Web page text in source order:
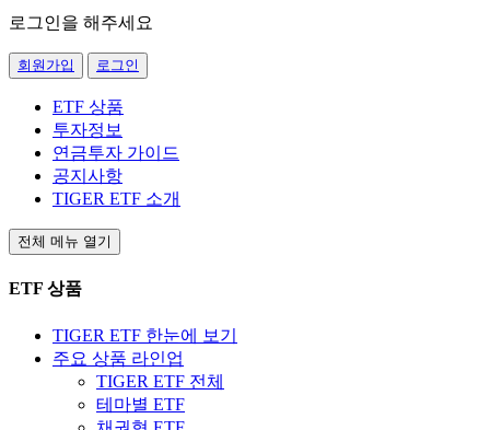
로그인을 해주세요
회원가입 로그인
ETF 상품
투자정보
연금투자 가이드
공지사항
TIGER ETF 소개
전체 메뉴 열기
ETF 상품
TIGER ETF 한눈에 보기
주요 상품 라인업
TIGER ETF 전체
테마별 ETF